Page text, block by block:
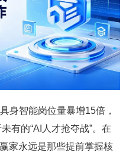
身智能岗位量暴增15倍，
有的“AI人才抢夺战”。在
家永远是那些提前掌握核